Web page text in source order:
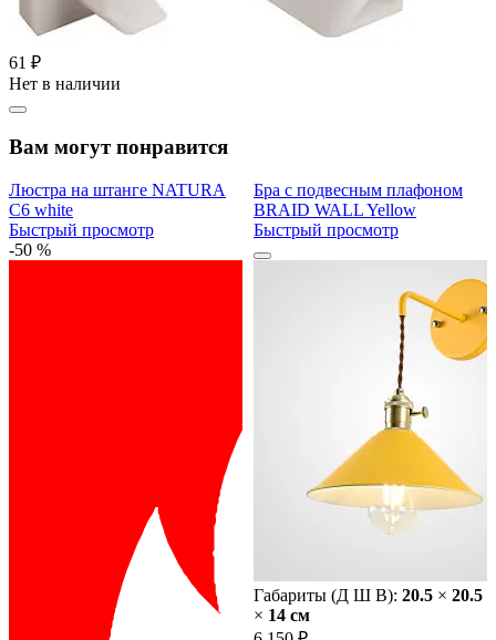
61 ₽
Нет в наличии
Вам могут понравится
Люстра на штанге NATURA
C6 white
Быстрый просмотр
-50 %
Бра с подвесным плафоном
BRAID WALL Yellow
Быстрый просмотр
Габариты (Д Ш В): 20.5 × 20.5
× 14 cм